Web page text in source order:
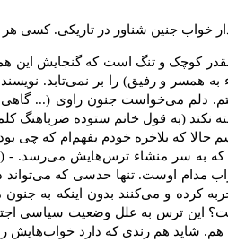
خواب جنین شناور در تاریکی. کسی
کوچک و تنگ است که گنجایش این
همسر و رفیق) را بر نمی‌تابد.
دلم می‌خواست جنون راوی (... گاهی
نکند (به قول خانم ستوده
حالا که بلاخره خودم بفهم‌ام که چی
که به سر منشاء ترس‌هایش می‌رسد. -
اوست. تنها حدسی که می‌تواند
کرده و می‌کنند بدون اینکه به
ترس به علل وضعیت سیاسی
هم. شاید هم رندی که دارد خواب‌هایش